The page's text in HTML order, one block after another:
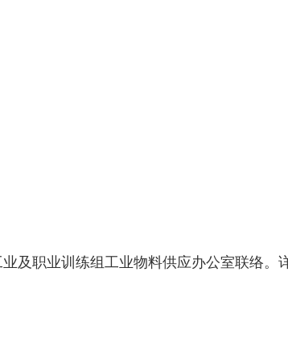
及职业训练组工业物料供应办公室联络。